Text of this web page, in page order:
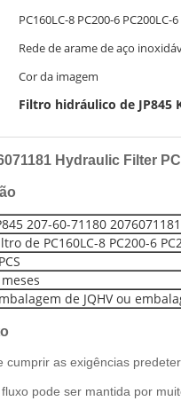
PC160LC-8 PC200-6 PC200LC-6
Rede de arame de aço
Cor da imagem
Filtro hidráulico de JP845
Hydraulic Filter
207-60-71180 2076071181
de PC160LC-8 PC200-6
de JQHV ou
as exigências
pode ser mantida por